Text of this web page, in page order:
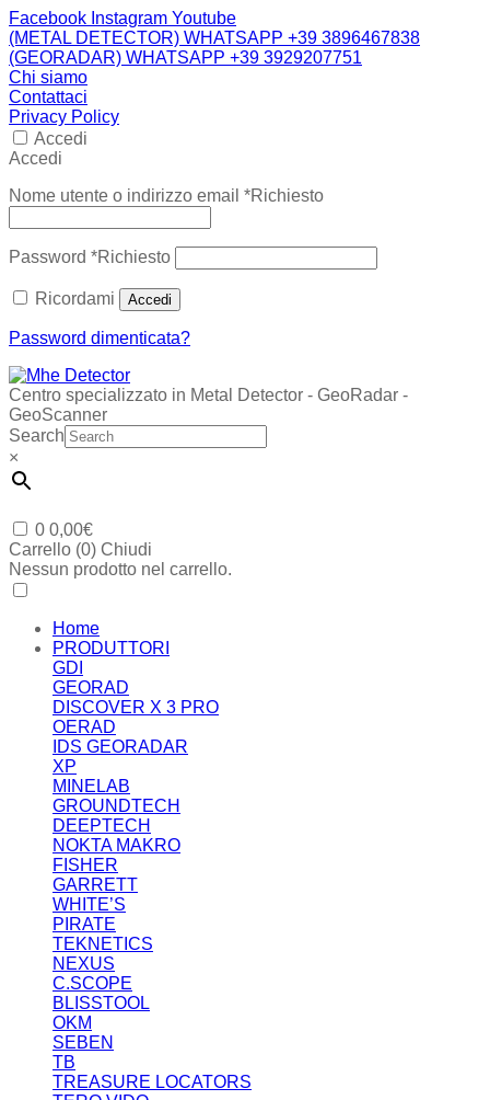
Facebook Instagram Youtube
(METAL DETECTOR) WHATSAPP +39 3896467838
(GEORADAR) WHATSAPP +39 3929207751
Chi siamo
Contattaci
Privacy Policy
Accedi
Accedi
Nome utente o indirizzo email *Richiesto
Password *Richiesto
Ricordami Accedi
Password dimenticata?
Centro specializzato in Metal Detector - GeoRadar -
GeoScanner
Search
×
0 0,00€
Carrello (0) Chiudi
Nessun prodotto nel carrello.
Home
PRODUTTORI
GDI
GEORAD
DISCOVER X 3 PRO
OERAD
IDS GEORADAR
XP
MINELAB
GROUNDTECH
DEEPTECH
NOKTA MAKRO
FISHER
GARRETT
WHITE’S
PIRATE
TEKNETICS
NEXUS
C.SCOPE
BLISSTOOL
OKM
SEBEN
TB
TREASURE LOCATORS